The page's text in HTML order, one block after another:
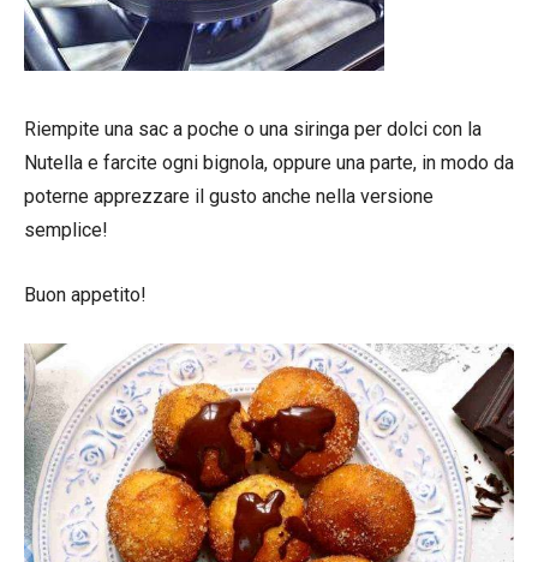
Riempite una sac a poche o una siringa per dolci con la
Nutella e farcite ogni bignola, oppure una parte, in modo da
poterne apprezzare il gusto anche nella versione
semplice!
Buon appetito!